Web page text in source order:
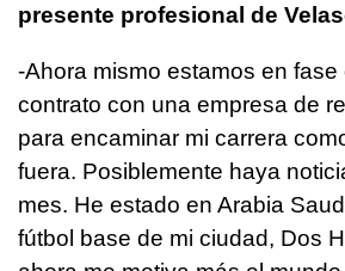
presente profesional de
-Ahora mismo estamos en fase
contrato con una empresa de
para encaminar mi carrera
fuera. Posiblemente haya
mes. He estado en Arabia
fútbol base de mi ciudad, Dos